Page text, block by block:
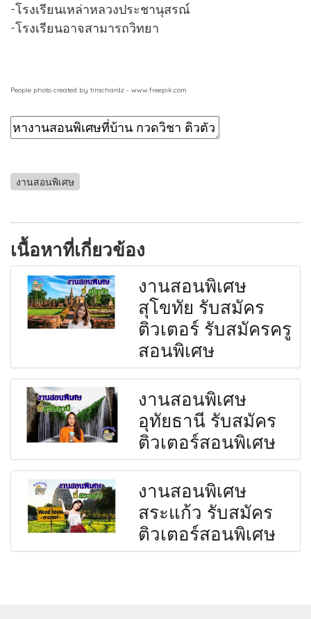
-โรงเรียนเหล่าหลวงประชานุสรณ์
-โรงเรียนอาจสามารถวิทยา
People photo created by tirachardz - www.freepik.com
งานสอนพิเศษ
เนื้อหาที่เกี่ยวข้อง
งานสอนพิเศษ
สุโขทัย รับสมัคร
ติวเตอร์ รับสมัครครู
สอนพิเศษ
งานสอนพิเศษ
อุทัยธานี รับสมัคร
ติวเตอร์สอนพิเศษ
งานสอนพิเศษ
สระแก้ว รับสมัคร
ติวเตอร์สอนพิเศษ